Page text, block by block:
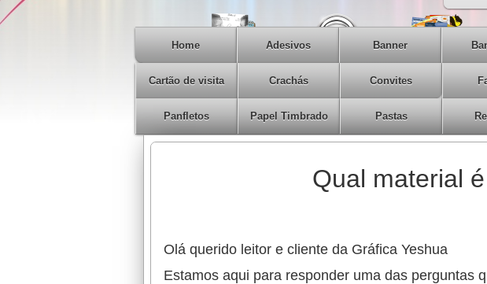
Home Adesivos Banner
Cartão de visita Crachás Convites
Panfletos Papel Timbrado Pastas
Qual material
Olá querido leitor e cliente da Gráfica Yeshua
Estamos aqui para responder uma das perguntas